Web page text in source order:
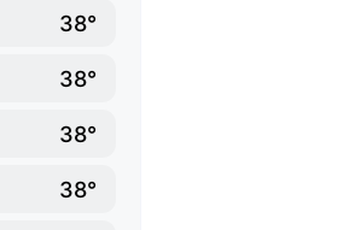
38°
38°
38°
38°